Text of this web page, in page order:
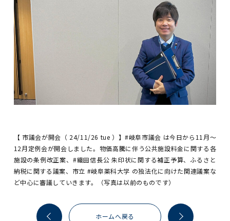
【 市議会が開会（ 24/11/26 tue ）】#岐阜市議会 は今日から11月～
12月定例会が開会しました。物価高騰に伴う公共施設料金に関する各
施設の条例改正案、#織田信長公 朱印状に関する補正予算、ふるさと
納税に関する議案、市立 #岐阜薬科大学 の独法化に向けた関連議案な
ど中心に審議していきます。（写真は以前のものです）
ホームへ戻る